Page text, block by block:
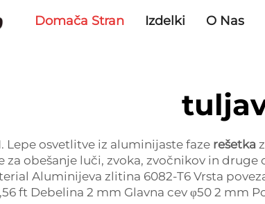
Domača Stran Izdelki O Nas
Lepe osvetlitve iz aluminijaste faze rešetka
za obešanje luči, zvoka, zvočnikov in
Aluminijeva zlitina 6082-T6 Vrsta
ft Debelina 2 mm Glavna cev φ50 2 mm